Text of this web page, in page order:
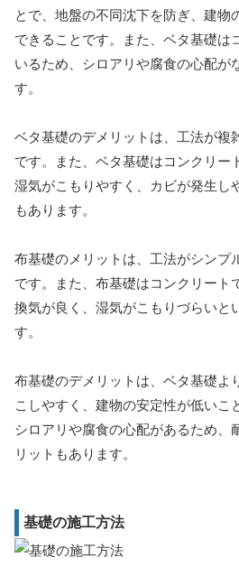
とで、地盤の不同沈下を防ぎ、建物
できることです。また、ベタ基礎は
いるため、シロアリや腐食の心配が
す。
ベタ基礎のデメリットは、工法が複
です。また、ベタ基礎はコンクリー
湿気がこもりやすく、カビが発生し
もあります。
布基礎のメリットは、工法がシンプ
です。また、布基礎はコンクリート
換気が良く、湿気がこもりづらいと
す。
布基礎のデメリットは、ベタ基礎よ
こしやすく、建物の安定性が低いこ
シロアリや腐食の心配があるため、
リットもあります。
基礎の施工方法